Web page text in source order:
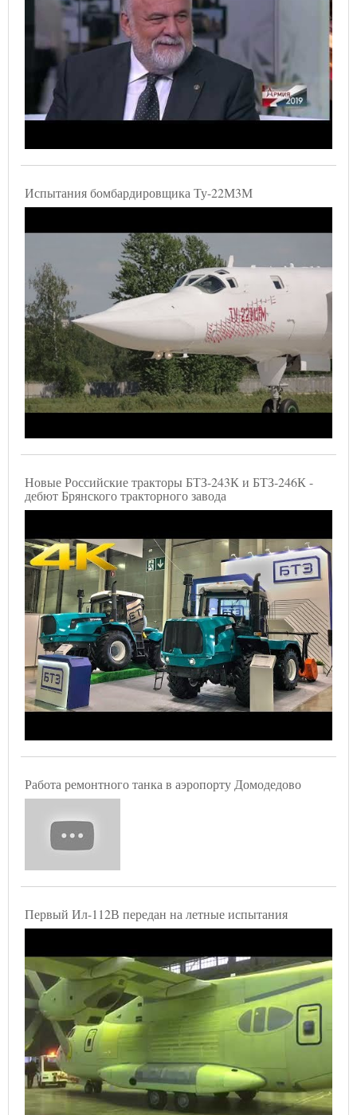
Испытания бомбардировщика Ту-22М3М
Новые Российские тракторы БТЗ-243К и БТЗ-246К -
дебют Брянского тракторного завода
Работа ремонтного танка в аэропорту Домодедово
Первый Ил-112В передан на летные испытания